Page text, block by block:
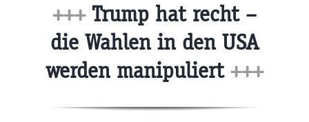
+++Trump hat recht –
die Wahlen in den USA
werden manipuliert +++